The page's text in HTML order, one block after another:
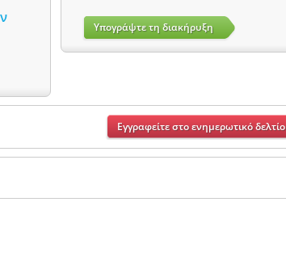
Υπογράψτε τη διακήρυξη
Εγγραφείτε στο ενημερωτικό δελτίο